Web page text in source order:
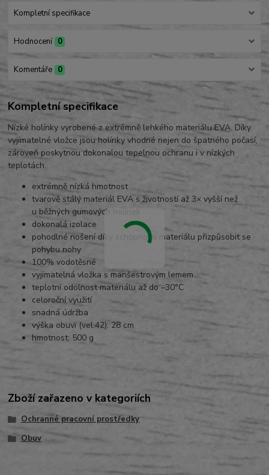
Kompletní specifikace
Hodnocení 0
Komentáře 0
Kompletní specifikace
Nízké holínky vyrobené z extrémně lehkého materiálu EVA. Díky
vyjímatelné vložce jsou holínky vhodné nejen do špatného počasí,
zároveň poskytnou dokonalou tepelnou ochranu i v nízkých
teplotách.
extrémně nízká hmotnost
tvarově stálý materiál EVA s životností až 3× vyšší než
u běžných gumových holínek
dokonalá izolace
pohodlné nošení díky schopnosti materiálu přizpůsobit se
pohybu nohy
100% vodotěsné
vyjímatelná vložka s manšestrovým lemem
teplotní odolnost materiálu až do –30°C
celoroční využití
snadná údržba
výška obuvi (vel.42): 28 cm
hmotnost: 500 g
Zboží zařazeno v kategoriích
Ochranné pracovní prostředky
Obuv